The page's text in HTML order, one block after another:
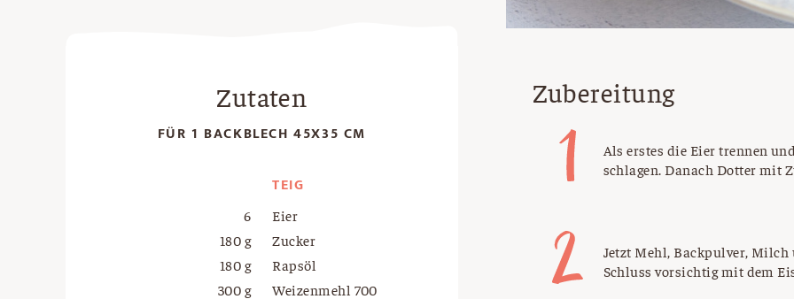
Zutaten
FÜR 1 BACKBLECH 45X35 CM
TEIG
6
Eier
180 g
Zucker
180 g
Rapsöl
300 g
Weizenmehl 700
Zubereitung
Als erstes die Eier trennen
schlagen. Danach Dotter mit
Jetzt Mehl, Backpulver,
Schluss vorsichtig mit dem